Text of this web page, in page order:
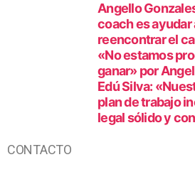
Angello
coach es ayudar
reencontrar el
«No estamos
ganar» por
Edú Silva:
plan de trabajo
legal sólido y
CONTACTO